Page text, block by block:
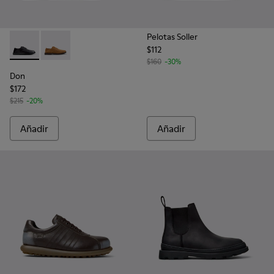
Don - K101012-001 - Zapatos de piel negros para hombre.
Don - K101012-004 - Zapatos de nobuk marrones
Don
$172
$215 -20%
Añadir
Pelotas Soller
$112
$160 -30%
Añadir